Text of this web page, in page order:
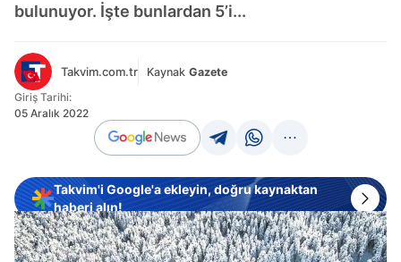
bulunuyor. İşte bunlardan 5’i...
Takvim.com.tr Kaynak Gazete
Giriş Tarihi:
05 Aralık 2022
Takvim'i Google'a ekleyin, doğru kaynaktan
haberi alın!